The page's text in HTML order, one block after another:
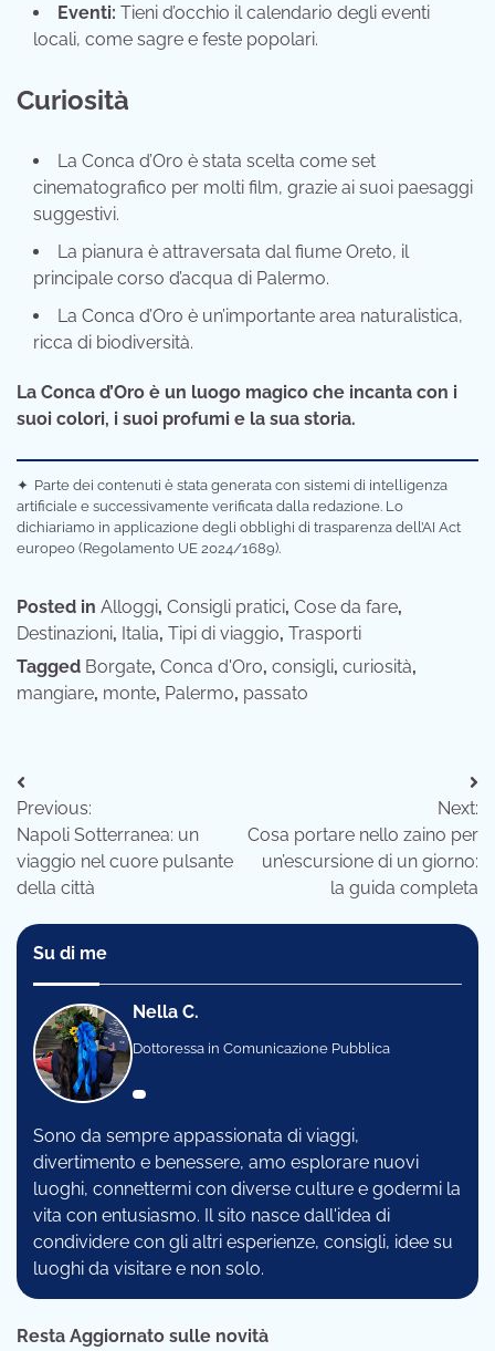
Eventi: Tieni d’occhio il calendario degli eventi
locali, come sagre e feste popolari.
Curiosità
La Conca d’Oro è stata scelta come set
cinematografico per molti film, grazie ai suoi paesaggi
suggestivi.
La pianura è attraversata dal fiume Oreto, il
principale corso d’acqua di Palermo.
La Conca d’Oro è un’importante area naturalistica,
ricca di biodiversità.
La Conca d’Oro è un luogo magico che incanta con i
suoi colori, i suoi profumi e la sua storia.
✦ Parte dei contenuti è stata generata con sistemi di intelligenza
artificiale e successivamente verificata dalla redazione. Lo
dichiariamo in applicazione degli obblighi di trasparenza dell’AI Act
europeo (Regolamento UE 2024/1689).
Posted in Alloggi, Consigli pratici, Cose da fare,
Destinazioni, Italia, Tipi di viaggio, Trasporti
Tagged Borgate, Conca d'Oro, consigli, curiosità,
mangiare, monte, Palermo, passato
Navigazione
articoli
Previous:
Napoli Sotterranea: un
viaggio nel cuore pulsante
della città
Next:
Cosa portare nello zaino per
un’escursione di un giorno:
la guida completa
Su di me
Nella C.
Dottoressa in Comunicazione Pubblica
Sono da sempre appassionata di viaggi,
divertimento e benessere, amo esplorare nuovi
luoghi, connettermi con diverse culture e godermi la
vita con entusiasmo. Il sito nasce dall'idea di
condividere con gli altri esperienze, consigli, idee su
luoghi da visitare e non solo.
Resta Aggiornato sulle novità